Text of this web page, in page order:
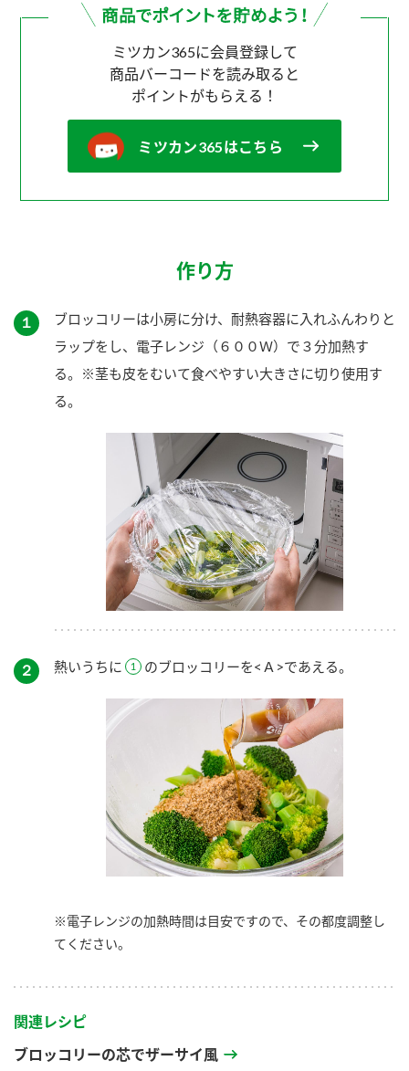
ミツカン365に会員登録して
商品バーコードを読み取ると
ポイントがもらえる！
ミツカン365はこちら
作り方
１
ブロッコリーは小房に分け、耐熱容器に入れふんわりと
ラップをし、電子レンジ（６００Ｗ）で３分加熱す
る。※茎も皮をむいて食べやすい大きさに切り使用す
る。
２ 熱いうちに のブロッコリーを<Ａ>であえる。
※電子レンジの加熱時間は目安ですので、その都度調整し
てください。
関連レシピ
ブロッコリーの芯でザーサイ風